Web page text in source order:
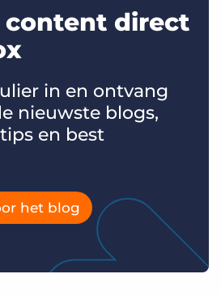
content direct
in en ontvang
nieuwste blogs,
en best
het blog